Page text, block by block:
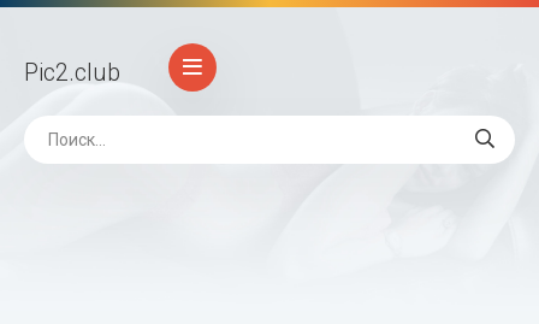
Pic2.club